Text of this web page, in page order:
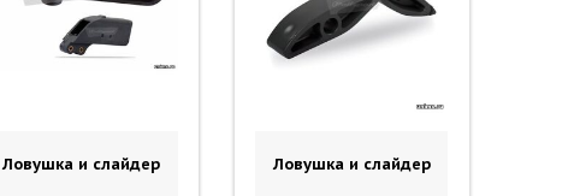
Ловушка и слайдер Ловушка и слайдер